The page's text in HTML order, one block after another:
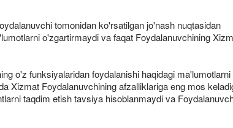
tomonidan ko'rsatilgan jo'nash nuqtasidan
o'zgartirmaydi va faqat Foydalanuvchining
o'z funksiyalaridan foydalanishi haqidagi
Xizmat Foydalanuvchining afzalliklariga eng mos
taqdim etish tavsiya hisoblanmaydi va